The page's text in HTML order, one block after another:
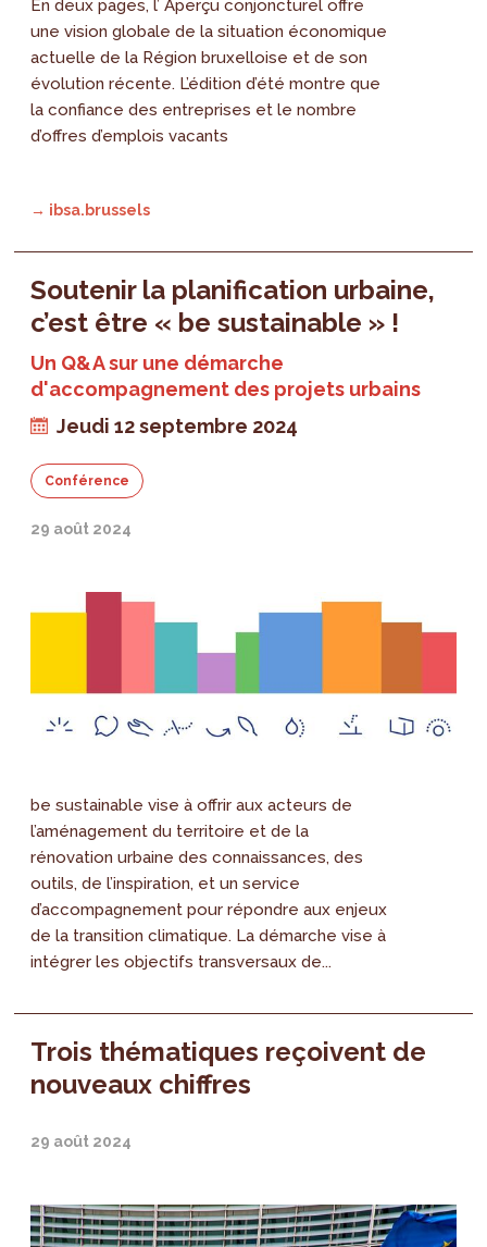
En deux pages, l’ Aperçu conjoncturel offre
une vision globale de la situation économique
actuelle de la Région bruxelloise et de son
évolution récente. L’édition d’été montre que
la confiance des entreprises et le nombre
d’offres d’emplois vacants
→ ibsa.brussels
Soutenir la planification urbaine,
c’est être « be sustainable » !
Un Q&A sur une démarche
d'accompagnement des projets urbains
Jeudi 12 septembre 2024
Conférence
29 août 2024
be sustainable vise à offrir aux acteurs de
l’aménagement du territoire et de la
rénovation urbaine des connaissances, des
outils, de l’inspiration, et un service
d’accompagnement pour répondre aux enjeux
de la transition climatique. La démarche vise à
intégrer les objectifs transversaux de...
Trois thématiques reçoivent de
nouveaux chiffres
29 août 2024